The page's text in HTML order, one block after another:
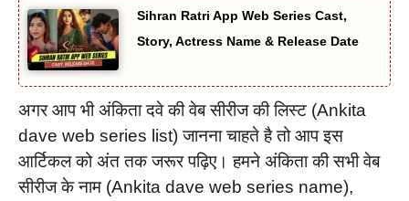
Sihran Ratri App Web Series Cast,
Story, Actress Name & Release Date
अगर आप भी अंकिता दवे की वेब सीरीज की लिस्ट (Ankita
dave web series list) जानना चाहते है तो आप इस
आर्टिकल को अंत तक जरूर पढ़िए। हमने अंकिता की सभी वेब
सीरीज के नाम (Ankita dave web series name),